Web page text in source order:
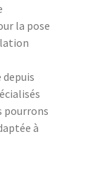
la pose
pourrons
à